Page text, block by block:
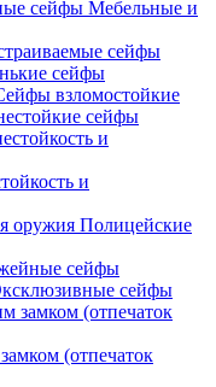
Мебельные и
сейфы
сейфы
взломостойкие
сейфы
и
Полицейские
сейфы
сейфы
(отпечаток